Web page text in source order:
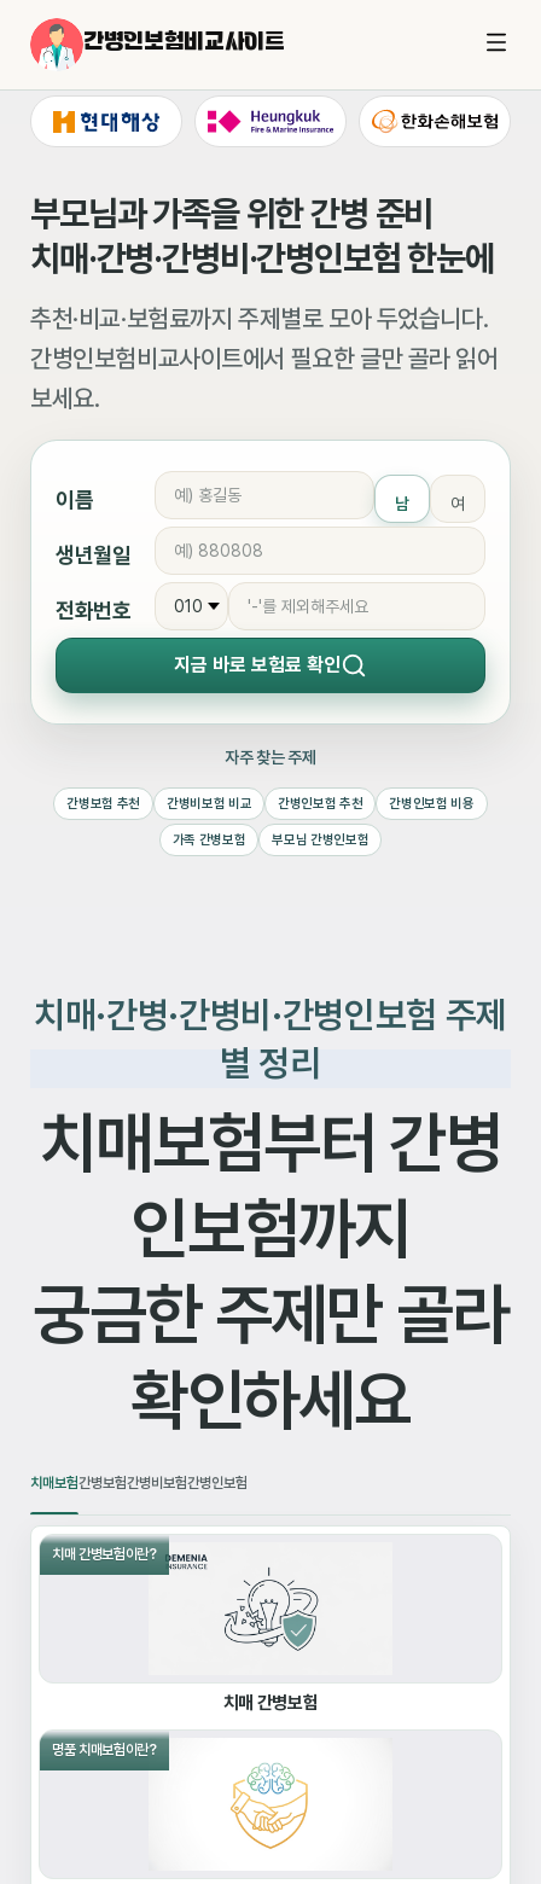
간병인보험비교사이트
부모님과 가족을 위한 간병 준비
치매·간병·간병비·간병인보험 한눈에
추천·비교·보험료까지 주제별로 모아 두었습니다.
간병인보험비교사이트에서 필요한 글만 골라 읽어
보세요.
이름 남 여
생년월일
전화번호
지금 바로 보험료 확인
자주 찾는 주제
간병보험 추천 간병비보험 비교 간병인보험 추천 간병인보험 비용
가족 간병보험 부모님 간병인보험
치매·간병·간병비·간병인보험 주제
별 정리
치매보험부터 간병
인보험까지
궁금한 주제만 골라
확인하세요
치매보험간병보험간병비보험간병인보험
치매 간병보험이란?
치매 간병보험
명품 치매보험이란?